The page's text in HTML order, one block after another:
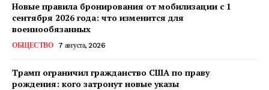
Новые правила бронирования от мобилизации с 1
сентября 2026 года: что изменится для
военнообязанных
ОБЩЕСТВО 7 августа, 2026
Трамп ограничил гражданство США по праву
рождения: кого затронут новые указы